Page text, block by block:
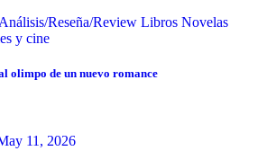
Análisis/Reseña/Review Libros Novelas
y cine
olimpo de un nuevo romance
11, 2026